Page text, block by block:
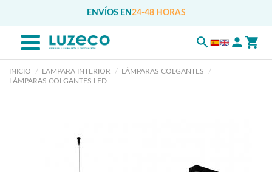
ENVÍOS EN 24-48 HORAS
INICIO LAMPARA INTERIOR
LÁMPARAS COLGANTES
LÁMPARAS COLGANTES LED